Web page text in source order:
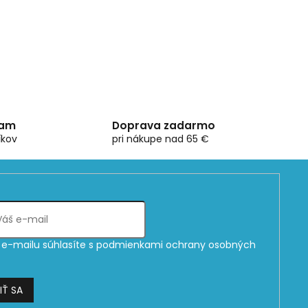
Doprava zadarmo
pri nákupe nad 65 €
mailu súhlasíte s podmienkami ochrany osobných
SA